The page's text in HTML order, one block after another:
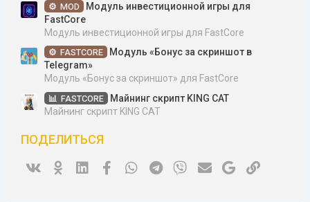
MOD
Модуль инвестиционной игры для
FastCore
Модуль инвестиционной игры для FastCore
FASTCORE
Модуль «Бонус за скриншот в
Telegram»
Модуль «Бонус за скриншот» для FastCore
FASTCORE
Майнинг скрипт KING CAT
Майнинг скрипт KING CAT
ПОДЕЛИТЬСЯ
Ok Linked InFacebookWhatsAppTelegram
Viber Электронная почта
Google